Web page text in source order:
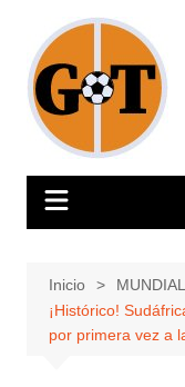
contenido
Inicio
¡Histórico!
por primera vez a